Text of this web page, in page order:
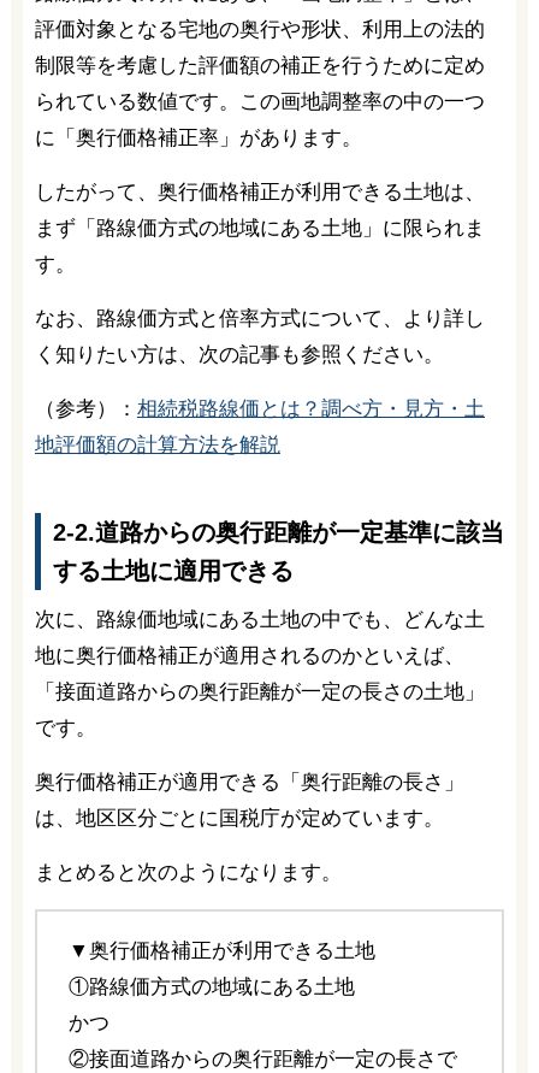
評価対象となる宅地の奥行や形状、利用上の法的
制限等を考慮した評価額の補正を行うために定め
られている数値です。この画地調整率の中の一つ
に「奥行価格補正率」があります。
したがって、奥行価格補正が利用できる土地は、
まず「路線価方式の地域にある土地」に限られま
す。
なお、路線価方式と倍率方式について、より詳し
く知りたい方は、次の記事も参照ください。
（参考）： 相続税路線価とは？調べ方・見方・土
地評価額の計算方法を解説
2-2.道路からの奥行距離が一定基準に該当
する土地に適用できる
次に、路線価地域にある土地の中でも、どんな土
地に奥行価格補正が適用されるのかといえば、
「接面道路からの奥行距離が一定の長さの土地」
です。
奥行価格補正が適用できる「奥行距離の長さ」
は、地区区分ごとに国税庁が定めています。
まとめると次のようになります。
▼奥行価格補正が利用できる土地
①路線価方式の地域にある土地
かつ
②接面道路からの奥行距離が一定の長さで